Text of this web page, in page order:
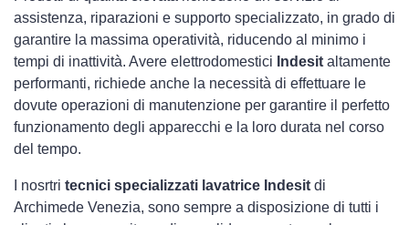
assistenza, riparazioni e supporto specializzato, in grado di
garantire la massima operatività, riducendo al minimo i
tempi di inattività. Avere elettrodomestici Indesit altamente
performanti, richiede anche la necessità di effettuare le
dovute operazioni di manutenzione per garantire il perfetto
funzionamento degli apparecchi e la loro durata nel corso
del tempo.
I nosrtri tecnici specializzati lavatrice Indesit di
Archimede Venezia, sono sempre a disposizione di tutti i